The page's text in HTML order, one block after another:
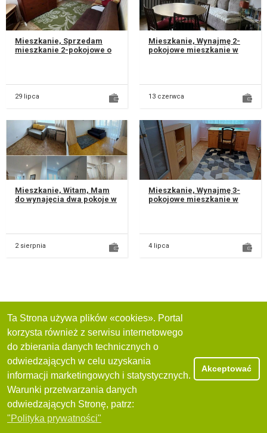
Mieszkanie, Sprzedam
mieszkanie 2-pokojowe o
29 lipca
Mieszkanie, Wynajmę 2-
pokojowe mieszkanie w
13 czerwca
Mieszkanie, Witam, Mam
do wynajęcia dwa pokoje w
2 sierpnia
Mieszkanie, Wynajmę 3-
pokojowe mieszkanie w
4 lipca
Ta Strona używa plików «cookies». Portal
korzysta również z serwisu internetowego
do zbierania danych technicznych o
odwiedzających w celu uzyskania
informacji marketingowych i statystycznych.
Warunki przetwarzania danych
odwiedzających Stronę, patrz:
"Polityka prywatności"
Akceptować